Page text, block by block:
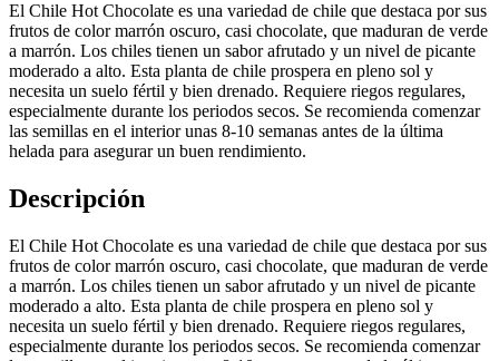
El Chile Hot Chocolate es una variedad de chile que destaca por sus
frutos de color marrón oscuro, casi chocolate, que maduran de verde
a marrón. Los chiles tienen un sabor afrutado y un nivel de picante
moderado a alto. Esta planta de chile prospera en pleno sol y
necesita un suelo fértil y bien drenado. Requiere riegos regulares,
especialmente durante los periodos secos. Se recomienda comenzar
las semillas en el interior unas 8-10 semanas antes de la última
helada para asegurar un buen rendimiento.
Descripción
El Chile Hot Chocolate es una variedad de chile que destaca por sus
frutos de color marrón oscuro, casi chocolate, que maduran de verde
a marrón. Los chiles tienen un sabor afrutado y un nivel de picante
moderado a alto. Esta planta de chile prospera en pleno sol y
necesita un suelo fértil y bien drenado. Requiere riegos regulares,
especialmente durante los periodos secos. Se recomienda comenzar